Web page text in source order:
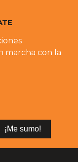
marcha con la